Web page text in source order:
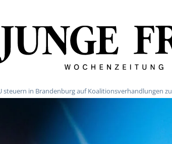
steuern in Brandenburg auf Koalitionsverhandlungen zu